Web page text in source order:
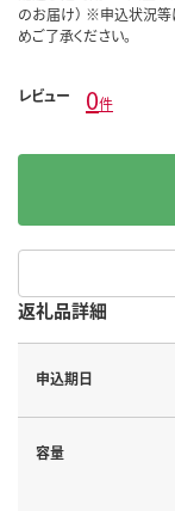
のお届け） ※申込状況等
めご了承ください。
レビュー 0件
返礼品詳細
申込期日
容量